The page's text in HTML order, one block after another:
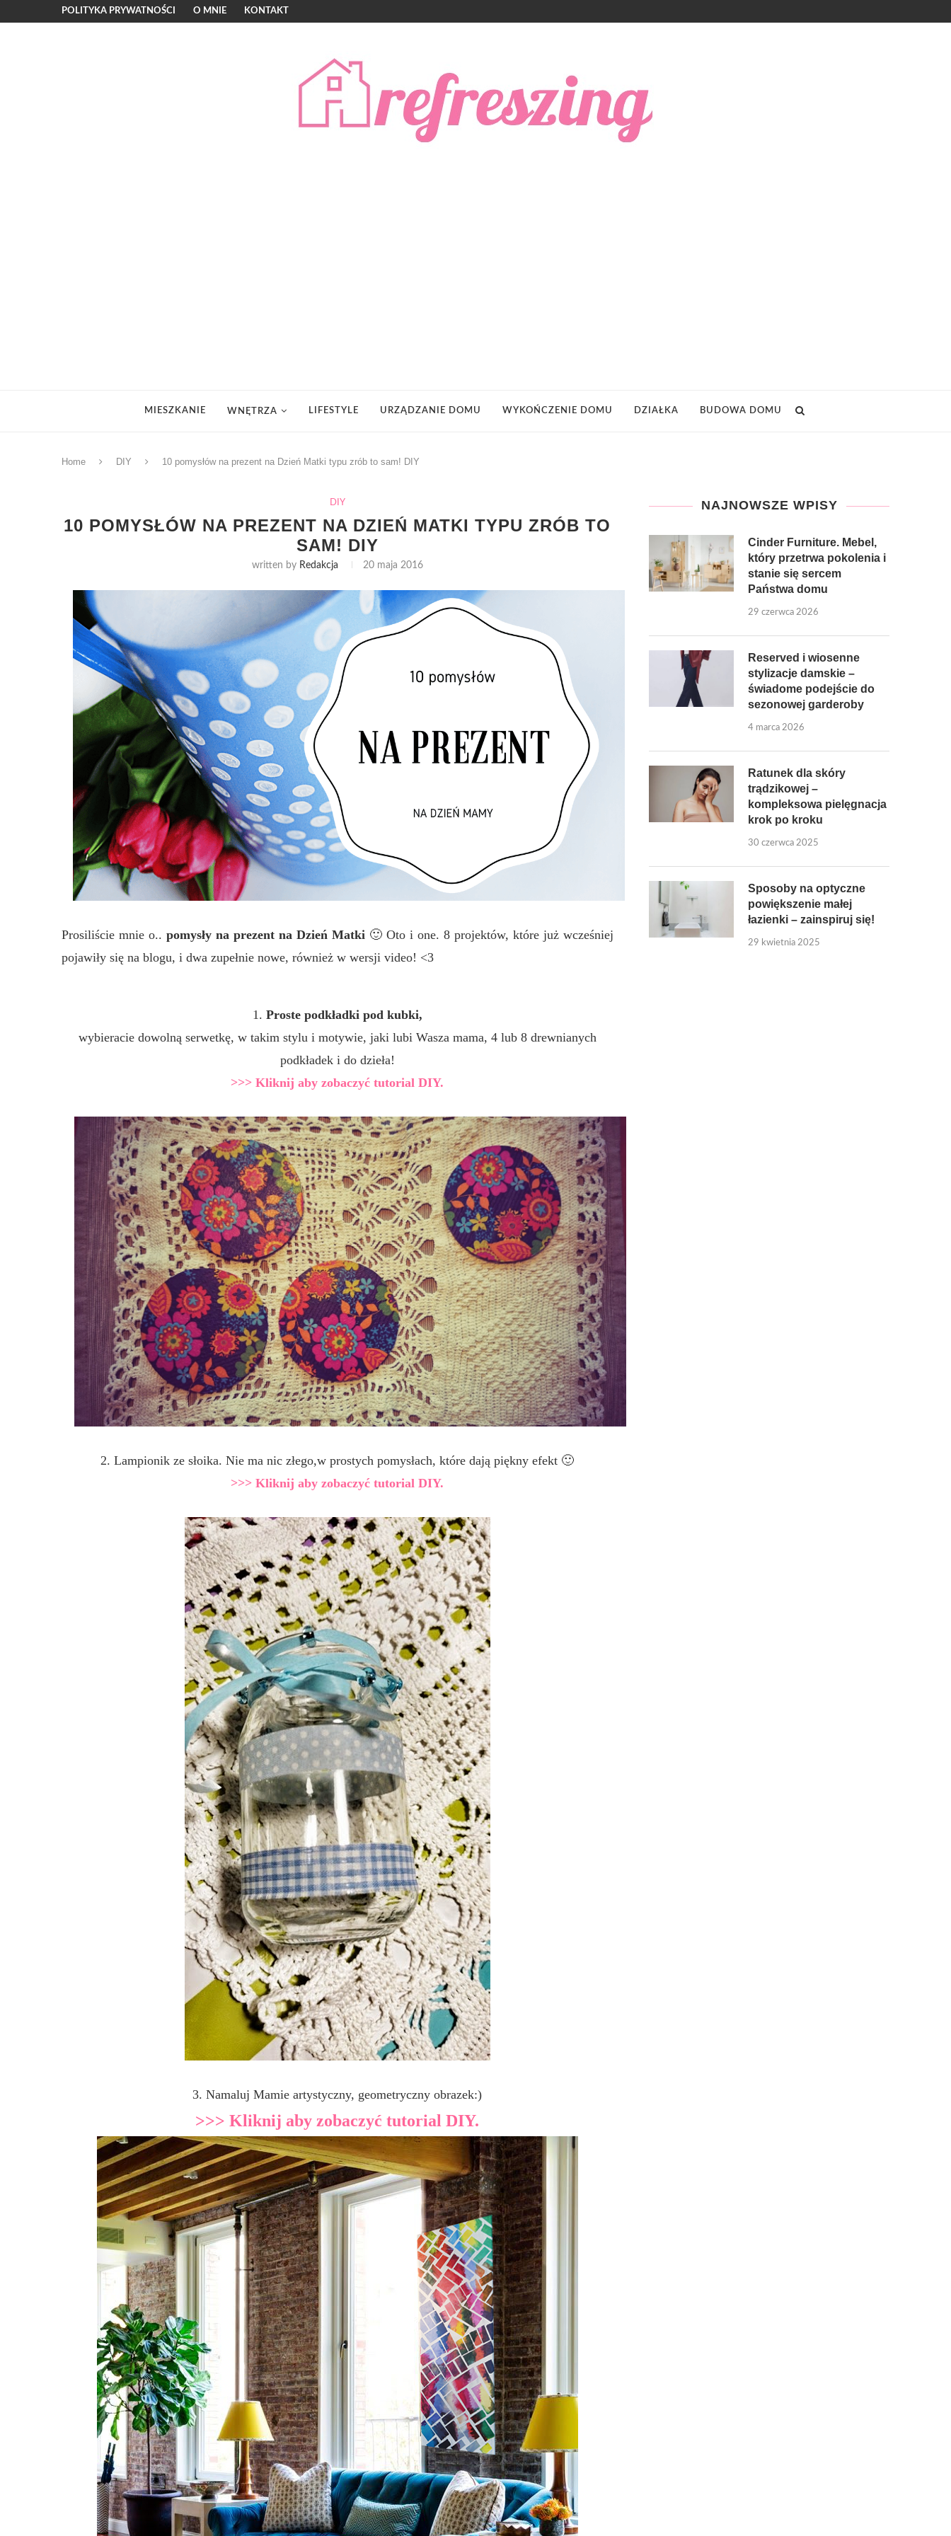
POLITYKA PRYWATNOŚCI O MNIE KONTAKT
MIESZKANIE WNĘTRZA LIFESTYLE URZĄDZANIE DOMU WYKOŃCZENIE DOMU DZIAŁKA BUDOWA DOMU
Home DIY 10 pomysłów na prezent na Dzień Matki typu zrób to sam! DIY
DIY
10 POMYSŁÓW NA PREZENT NA DZIEŃ MATKI TYPU ZRÓB TO
SAM! DIY
written by Redakcja 20 maja 2016
Prosiliście mnie o.. pomysły na prezent na Dzień Matki 🙂 Oto i one. 8 projektów, które już wcześniej
pojawiły się na blogu, i dwa zupełnie nowe, również w wersji video! <3
1. Proste podkładki pod kubki,
wybieracie dowolną serwetkę, w takim stylu i motywie, jaki lubi Wasza mama, 4 lub 8 drewnianych
podkładek i do dzieła!
>>> Kliknij aby zobaczyć tutorial DIY.
2. Lampionik ze słoika. Nie ma nic złego,w prostych pomysłach, które dają piękny efekt 🙂
>>> Kliknij aby zobaczyć tutorial DIY.
3. Namaluj Mamie artystyczny, geometryczny obrazek:)
>>> Kliknij aby zobaczyć tutorial DIY.
NAJNOWSZE WPISY
Cinder Furniture. Mebel,
który przetrwa pokolenia i
stanie się sercem
Państwa domu
29 czerwca 2026
Reserved i wiosenne
stylizacje damskie –
świadome podejście do
sezonowej garderoby
4 marca 2026
Ratunek dla skóry
trądzikowej –
kompleksowa pielęgnacja
krok po kroku
30 czerwca 2025
Sposoby na optyczne
powiększenie małej
łazienki – zainspiruj się!
29 kwietnia 2025